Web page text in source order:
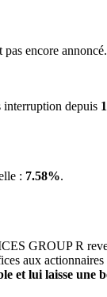
encore annoncé.
interruption depuis
: 7.58%.
GROUP R
aux
et lui laisse une